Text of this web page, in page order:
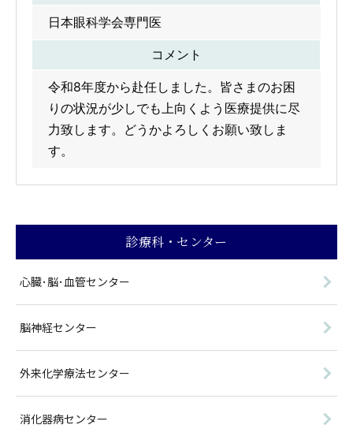
日本眼科学会専門医
コメント
令和8年度から赴任しました。皆さまのお困
りの状況が少しでも上向くよう医療提供に尽
力致します。どうかよろしくお願い致しま
す。
診療科・センター
心臓･脳･血管センター
脳神経センター
外来化学療法センター
消化器病センター